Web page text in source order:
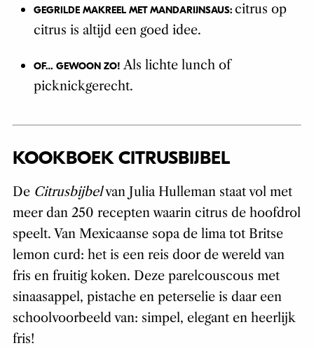
GEGRILDE MAKREEL MET MANDARIJNSAUS: citrus op
citrus is altijd een goed idee.
OF… GEWOON ZO! Als lichte lunch of
picknickgerecht.
KOOKBOEK CITRUSBIJBEL
De Citrusbijbelvan Julia Hulleman staat vol met
meer dan 250 recepten waarin citrus de hoofdrol
speelt. Van Mexicaanse sopa de lima tot Britse
lemon curd: het is een reis door de wereld van
fris en fruitig koken. Deze parelcouscous met
sinaasappel, pistache en peterselie is daar een
schoolvoorbeeld van: simpel, elegant en heerlijk
fris!